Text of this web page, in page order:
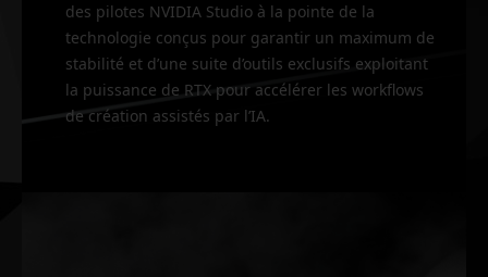
des pilotes NVIDIA Studio à la pointe de la
technologie conçus pour garantir un maximum de
stabilité et d’une suite d’outils exclusifs exploitant
la puissance de RTX pour accélérer les workflows
de création assistés par l’IA.